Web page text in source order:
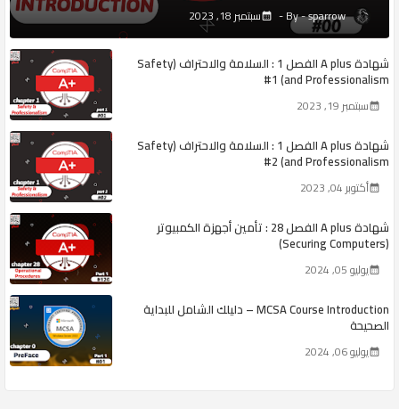
sparrow سبتمبر 18, 2023
شهادة A plus الفصل 1 : السلامة والاحتراف (Safety
and Professionalism) #1
سبتمبر 19, 2023
شهادة A plus الفصل 1 : السلامة والاحتراف (Safety
and Professionalism) #2
أكتوبر 04, 2023
شهادة A plus الفصل 28 : تأمين أجهزة الكمبيوتر
(Securing Computers)
يوليو 05, 2024
MCSA Course Introduction – دليلك الشامل للبداية
الصحيحة
يوليو 06, 2024